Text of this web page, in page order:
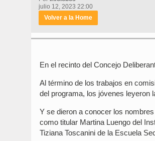
julio 12, 2023 22:00
Volver a la Home
En el recinto del Concejo
Al término de los trabajos en
del programa, los jóvenes leyeron
Y se dieron a conocer los
como titular Martina Luengo del
Tiziana Toscanini de la Escuela